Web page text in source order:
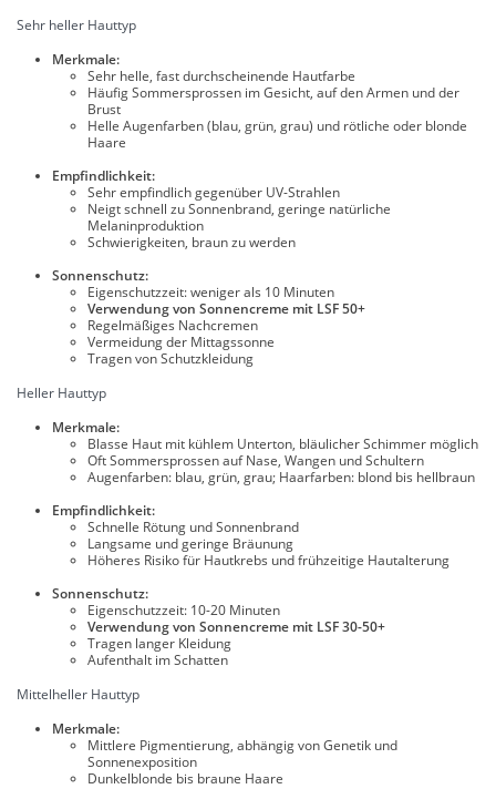
Sehr heller Hauttyp
Merkmale:
Sehr helle, fast durchscheinende Hautfarbe
Häufig Sommersprossen im Gesicht, auf den Armen und der
Brust
Helle Augenfarben (blau, grün, grau) und rötliche oder blonde
Haare
Empfindlichkeit:
Sehr empfindlich gegenüber UV-Strahlen
Neigt schnell zu Sonnenbrand, geringe natürliche
Melaninproduktion
Schwierigkeiten, braun zu werden
Sonnenschutz:
Eigenschutzzeit: weniger als 10 Minuten
Verwendung von Sonnencreme mit LSF 50+
Regelmäßiges Nachcremen
Vermeidung der Mittagssonne
Tragen von Schutzkleidung
Heller Hauttyp
Merkmale:
Blasse Haut mit kühlem Unterton, bläulicher Schimmer möglich
Oft Sommersprossen auf Nase, Wangen und Schultern
Augenfarben: blau, grün, grau; Haarfarben: blond bis hellbraun
Empfindlichkeit:
Schnelle Rötung und Sonnenbrand
Langsame und geringe Bräunung
Höheres Risiko für Hautkrebs und frühzeitige Hautalterung
Sonnenschutz:
Eigenschutzzeit: 10-20 Minuten
Verwendung von Sonnencreme mit LSF 30-50+
Tragen langer Kleidung
Aufenthalt im Schatten
Mittelheller Hauttyp
Merkmale:
Mittlere Pigmentierung, abhängig von Genetik und
Sonnenexposition
Dunkelblonde bis braune Haare